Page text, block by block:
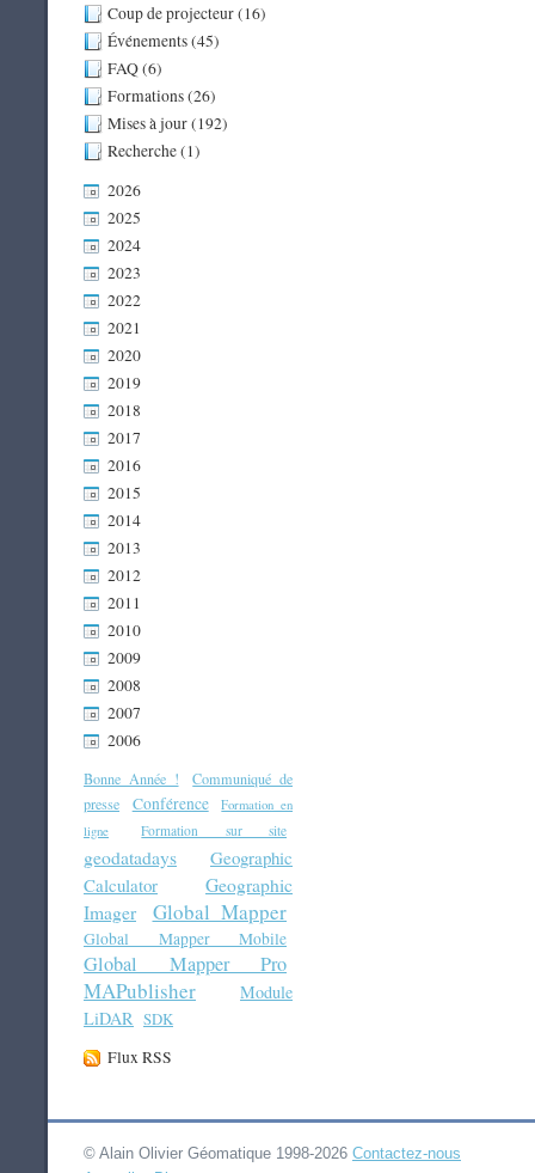
Coup de projecteur (16)
Événements (45)
FAQ (6)
Formations (26)
Mises à jour (192)
Recherche (1)
2026
2025
2024
2023
2022
2021
2020
2019
2018
2017
2016
2015
2014
2013
2012
2011
2010
2009
2008
2007
2006
Bonne Année !
Communiqué de
presse
Conférence
Formation en
ligne
Formation sur site
geodatadays
Geographic
Calculator
Geographic
Imager
Global Mapper
Global Mapper Mobile
Global Mapper Pro
MAPublisher
Module
LiDAR SDK
Flux RSS
© Alain Olivier Géomatique 1998-2026 Contactez-nous